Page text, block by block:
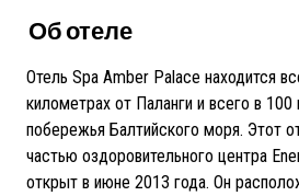
Об отеле
Отель Spa Amber Palace находится
километрах от Паланги и всего в 100
побережья Балтийского моря. Этот
частью оздоровительного центра
открыт в июне 2013 года. Он